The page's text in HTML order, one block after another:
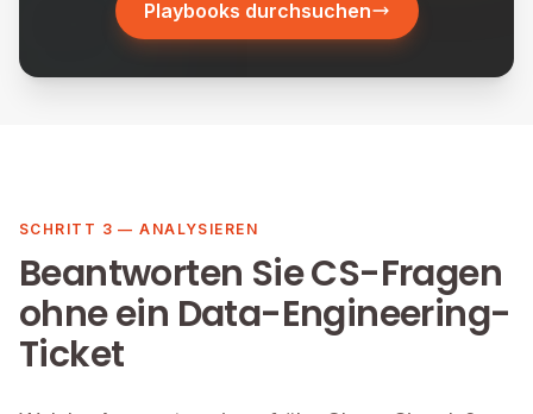
Playbooks durchsuchen
SCHRITT 3 — ANALYSIEREN
Beantworten Sie CS-Fragen
ohne ein Data-Engineering-
Ticket